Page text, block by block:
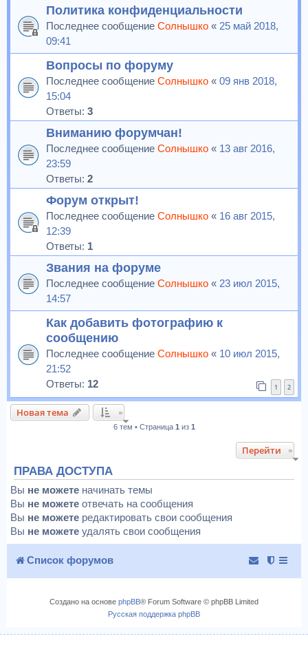
Политика конфиденциальности
Последнее сообщение Солнышко « 25 май 2018,
09:41
Вопросы по форуму
Последнее сообщение Солнышко « 09 янв 2018,
15:04
Ответы: 3
Вниманию форумчан!
Последнее сообщение Солнышко « 13 авг 2016,
23:59
Ответы: 2
Форум открыт!
Последнее сообщение Солнышко « 16 авг 2015,
12:39
Ответы: 1
Звания на форуме
Последнее сообщение Солнышко « 23 июл 2015,
14:57
Как добавить фотографию к
сообщению
Последнее сообщение Солнышко « 10 июл 2015,
21:52
Ответы: 12 1 2
Новая тема
6 тем • Страница 1 из 1
Перейти
ПРАВА ДОСТУПА
Вы не можете начинать темы
Вы не можете отвечать на сообщения
Вы не можете редактировать свои сообщения
Вы не можете удалять свои сообщения
Список форумов
Создано на основе phpBB® Forum Software © phpBB Limited
Русская поддержка phpBB